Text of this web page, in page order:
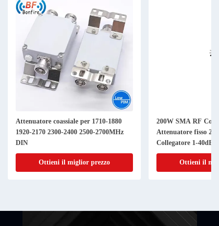
Attenuatore coassiale per 1710-1880
1920-2170 2300-2400 2500-2700MHz
DIN
Ottieni il miglior prezzo
200W SMA RF
Attenuatore fisso
Collegatore 1-40dB
Ottieni il